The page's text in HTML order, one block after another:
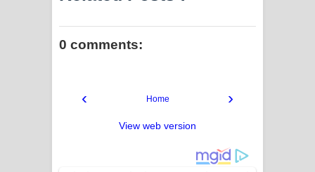
0 comments:
‹ ›
Home
View web version